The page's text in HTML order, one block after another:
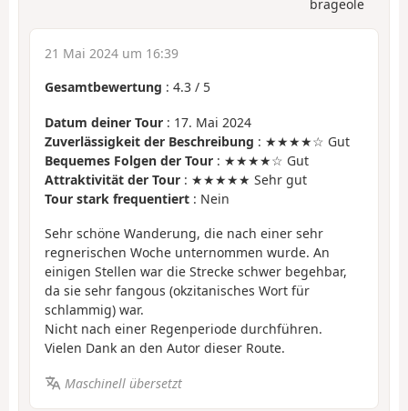
brageole
21 Mai 2024 um 16:39
Gesamtbewertung : 4.3 / 5
Datum deiner Tour : 17. Mai 2024
Zuverlässigkeit der Beschreibung : ★★★★☆ Gut
Bequemes Folgen der Tour : ★★★★☆ Gut
Attraktivität der Tour : ★★★★★ Sehr gut
Tour stark frequentiert : Nein
Sehr schöne Wanderung, die nach einer sehr
regnerischen Woche unternommen wurde. An
einigen Stellen war die Strecke schwer begehbar,
da sie sehr fangous (okzitanisches Wort für
schlammig) war.
Nicht nach einer Regenperiode durchführen.
Vielen Dank an den Autor dieser Route.
Maschinell übersetzt